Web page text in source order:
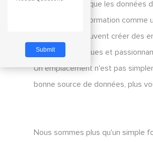
Il est indéniable que les
de voir cette information comme
géospatiales peuvent créer des
interactives uniques et
Un emplacement n'est pas
bonne source de données, plus
Nous sommes plus qu'un simple